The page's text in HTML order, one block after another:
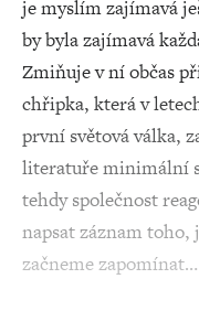
je myslím zajímavá
by byla zajímavá
Zmiňuje v ní občas
chřipka, která v
první světová válka,
literatuře minimální
tehdy společnost
napsat záznam toho,
začneme zapomínat…